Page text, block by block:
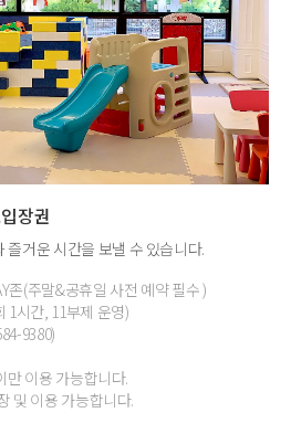
장권
거운 시간을 보낼 수 있습니다.
존(주말&공휴일 사전 예약 필수 )
1시간, 11부제 운영)
9380)
만 이용 가능합니다.
및 이용 가능합니다.